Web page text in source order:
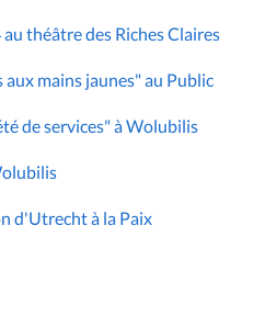
théâtre des Riches Claires
mains jaunes" au Public
de services" à Wolubilis
d'Utrecht à la Paix